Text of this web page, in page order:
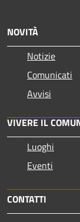
NOVITÀ
Notizie
Comunicati
Avvisi
VIVERE IL
Luoghi
Eventi
CONTATTI